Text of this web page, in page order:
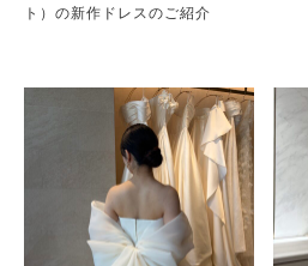
ト）の新作ドレスのご紹介